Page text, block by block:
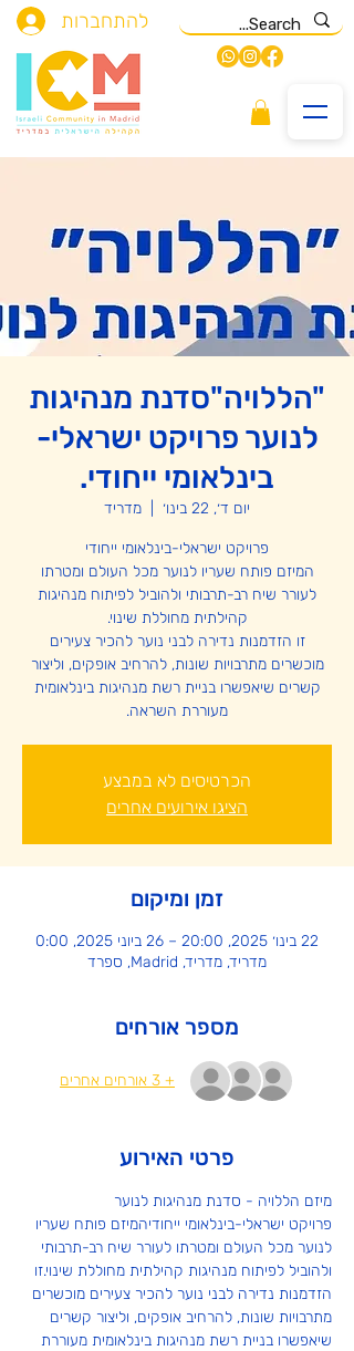
להתחברות
"הללויה"סדנת מנהיגות
לנוער פרויקט ישראלי-
בינלאומי ייחודי.
יום ד׳, 22 בינו׳ מדריד
המיזם פותח שעריו לנוער מכל העולם ומטרתו
לעורר שיח רב-תרבותי ולהוביל לפיתוח מנהיגות
זו הזדמנות נדירה לבני נוער להכיר צעירים
מוכשרים מתרבויות שונות, להרחיב אופקים, וליצור
קשרים שיאפשרו בניית רשת מנהיגות בינלאומית
מעוררת השראה.
הכרטיסים לא במבצע
הציגו אירועים אחרים
זמן ומיקום
22 בינו׳ 2025, 20:00 – 26 ביוני 2025, 0:00
מדריד, מדריד, Madrid, ספרד
מספר אורחים
+ 3 אורחים אחרים
פרטי האירוע
מיזם הללויה - סדנת מנהיגות לנוער
פרויקט ישראלי-בינלאומי ייחודיהמיזם פותח שעריו
לנוער מכל העולם ומטרתו לעורר שיח רב-תרבותי
ולהוביל לפיתוח מנהיגות קהילתית מחוללת שינוי.זו
הזדמנות נדירה לבני נוער להכיר צעירים מוכשרים
מתרבויות שונות, להרחיב אופקים, וליצור קשרים
שיאפשרו בניית רשת מנהיגות בינלאומית מעוררת